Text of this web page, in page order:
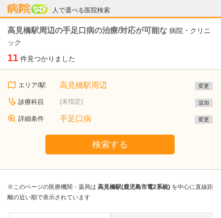
人で選べる医院検索
病院なび
高見橋駅周辺の手足口病の治療/対応が可能な 病院・クリニ
ック
11 件見つかりました
エリア/駅 高見橋駅周辺 変更
診療科目 (未指定) 追加
詳細条件 手足口病 変更
検索する
※このページの医療機関・薬局は 高見橋駅(鹿児島市電2系統) を中心に直線距
離の近い順で表示されています